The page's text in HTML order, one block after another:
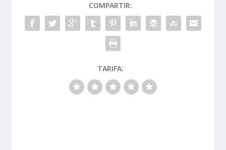
COMPARTIR:
TARIFA: